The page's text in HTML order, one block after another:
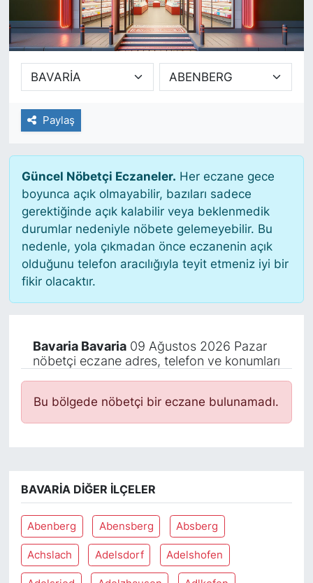
Paylaş
Güncel Nöbetçi Eczaneler. Her eczane gece
boyunca açık olmayabilir, bazıları sadece
gerektiğinde açık kalabilir veya beklenmedik
durumlar nedeniyle nöbete gelemeyebilir. Bu
nedenle, yola çıkmadan önce eczanenin açık
olduğunu telefon aracılığıyla teyit etmeniz iyi bir
fikir olacaktır.
Bavaria Bavaria09 Ağustos 2026 Pazar
nöbetçi eczane adres, telefon ve konumları
Bu bölgede nöbetçi bir eczane bulunamadı.
BAVARIA DIĞER İLÇELER
Abenberg Abensberg Absberg
Achslach Adelsdorf Adelshofen
SİYASET
SAĞLIK